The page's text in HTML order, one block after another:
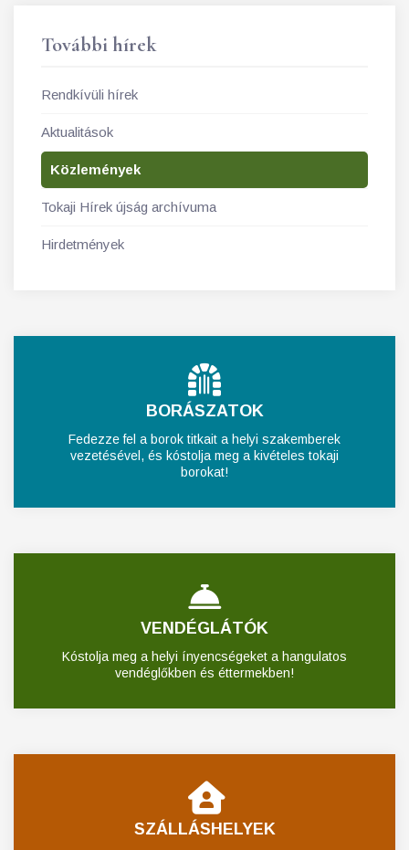
További hírek
Rendkívüli hírek
Aktualitások
Közlemények
Tokaji Hírek újság archívuma
Hirdetmények
BORÁSZATOK
Fedezze fel a borok titkait a helyi szakemberek
vezetésével, és kóstolja meg a kivételes tokaji
borokat!
VENDÉGLÁTÓK
Kóstolja meg a helyi ínyencségeket a hangulatos
vendéglőkben és éttermekben!
SZÁLLÁSHELYEK